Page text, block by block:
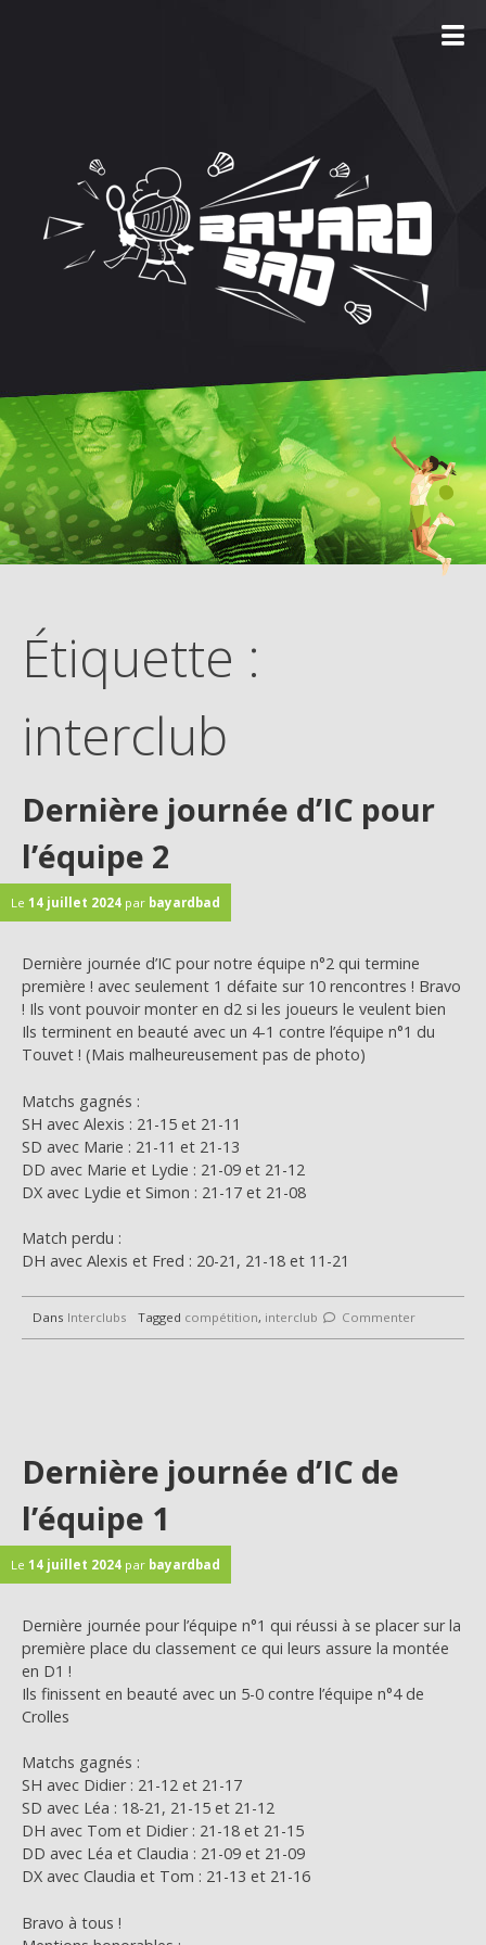
Étiquette :
interclub
Dernière journée d’IC pour
l’équipe 2
Le 14 juillet 2024 par bayardbad
Dernière journée d’IC pour notre équipe n°2 qui termine
première ! avec seulement 1 défaite sur 10 rencontres ! Bravo
! Ils vont pouvoir monter en d2 si les joueurs le veulent bien
Ils terminent en beauté avec un 4-1 contre l’équipe n°1 du
Touvet ! (Mais malheureusement pas de photo)
Matchs gagnés :
SH avec Alexis : 21-15 et 21-11
SD avec Marie : 21-11 et 21-13
DD avec Marie et Lydie : 21-09 et 21-12
DX avec Lydie et Simon : 21-17 et 21-08
Match perdu :
DH avec Alexis et Fred : 20-21, 21-18 et 11-21
Dans Interclubs Tagged compétition, interclub Commenter
Dernière journée d’IC de
l’équipe 1
Le 14 juillet 2024 par bayardbad
Dernière journée pour l’équipe n°1 qui réussi à se placer sur la
première place du classement ce qui leurs assure la montée
en D1 !
Ils finissent en beauté avec un 5-0 contre l’équipe n°4 de
Crolles
Matchs gagnés :
SH avec Didier : 21-12 et 21-17
SD avec Léa : 18-21, 21-15 et 21-12
DH avec Tom et Didier : 21-18 et 21-15
DD avec Léa et Claudia : 21-09 et 21-09
DX avec Claudia et Tom : 21-13 et 21-16
Bravo à tous !